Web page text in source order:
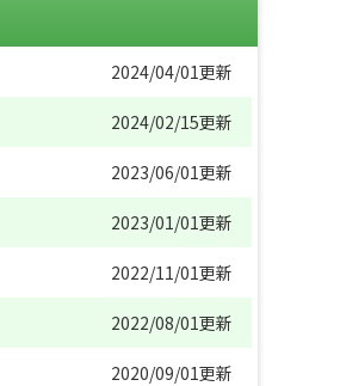
2024/04/01更新
2024/02/15更新
2023/06/01更新
2023/01/01更新
2022/11/01更新
2022/08/01更新
2020/09/01更新